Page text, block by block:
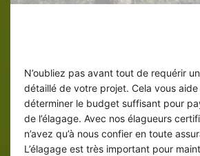
N’oubliez pas avant tout de requérir
détaillé de votre projet. Cela vous
déterminer le budget suffisant pour
de l’élagage. Avec nos élagueurs
n’avez qu’à nous confier en toute
L’élagage est très important pour